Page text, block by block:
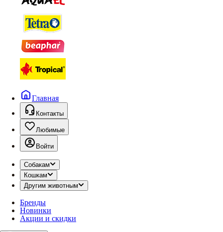
Главная
Контакты
Любимые
Войти
Собакам
Кошкам
Другим животным
Бренды
Новинки
Акции и скидки